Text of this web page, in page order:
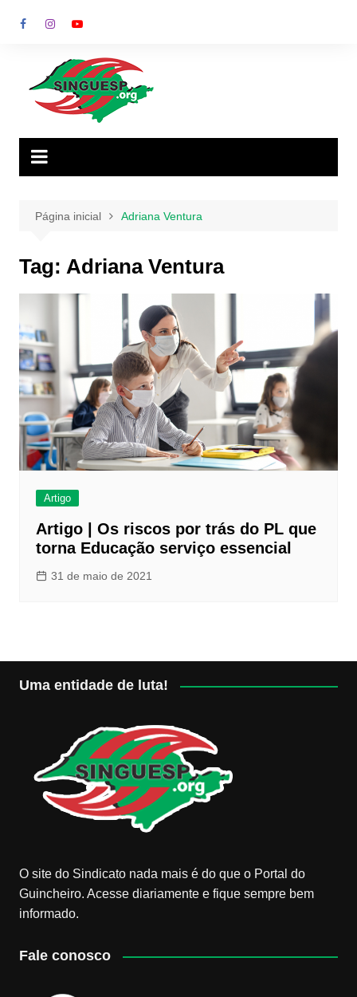
para
Página inicial Adriana Ventura
Tag: Adriana Ventura
Artigo
Artigo | Os riscos por trás do PL que
torna Educação serviço essencial
31 de maio de 2021
Uma entidade de luta!
O site do Sindicato nada mais é do que o Portal do
Guincheiro. Acesse diariamente e fique sempre bem
informado.
Fale conosco